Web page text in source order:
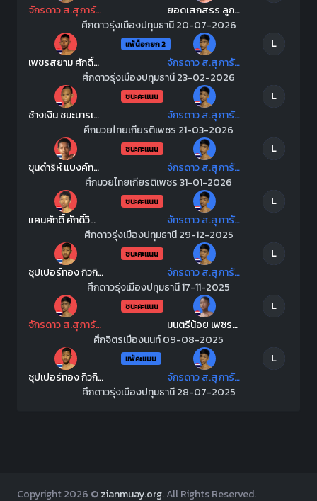
จักรดาว ส.สุภารัตน์
ยอดเสกสรร ลูกนเรศวร
ศึกดาวรุ่งเมืองปทุมธานี 20-07-2026
แพ้น็อกยก 2
L
เพชรสยาม ศักดิ์วารุณ
จักรดาว ส.สุภารัตน์
ศึกดาวรุ่งเมืองปทุมธานี 23-02-2026
ชนะคะแนน
L
ช้างเงิน ชนะมารเกรียงไกร
จักรดาว ส.สุภารัตน์
ศึกมวยไทยเกียรติเพชร 21-03-2026
ชนะคะแนน
L
ขุนดำริห์ แบงค์ทองคำใต้เพชรบุรี
จักรดาว ส.สุภารัตน์
ศึกมวยไทยเกียรติเพชร 31-01-2026
ชนะคะแนน
L
แคนศักดิ์ ศักดิ์วิญญู
จักรดาว ส.สุภารัตน์
ศึกดาวรุ่งเมืองปทุมธานี 29-12-2025
ชนะคะแนน
L
ซุปเปอร์ทอง กิวกิวเต้บีบีคิวยิมส์
จักรดาว ส.สุภารัตน์
ศึกดาวรุ่งเมืองปทุมธานี 17-11-2025
ชนะคะแนน
L
จักรดาว ส.สุภารัตน์
มนตรีน้อย เพชรสุภานันท์
ศึกจิตรเมืองนนท์ 09-08-2025
แพ้คะแนน
L
ซุปเปอร์ทอง กิวกิวเต้บีบีคิวยิมส์
จักรดาว ส.สุภารัตน์
ศึกดาวรุ่งเมืองปทุมธานี 28-07-2025
Copyright2026 ©zianmuay.org. All Rights Reserved.